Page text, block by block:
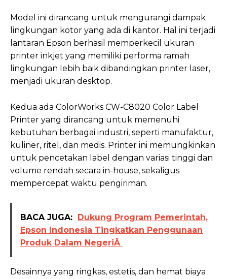
Model ini dirancang untuk mengurangi dampak
lingkungan kotor yang ada di kantor. Hal ini terjadi
lantaran Epson berhasil memperkecil ukuran
printer inkjet yang memiliki performa ramah
lingkungan lebih baik dibandingkan printer laser,
menjadi ukuran desktop.
Kedua ada ColorWorks CW-C8020 Color Label
Printer yang dirancang untuk memenuhi
kebutuhan berbagai industri, seperti manufaktur,
kuliner, ritel, dan medis. Printer ini memungkinkan
untuk pencetakan label dengan variasi tinggi dan
volume rendah secara in-house, sekaligus
mempercepat waktu pengiriman.
BACA JUGA: Dukung Program Pemerintah,
Epson Indonesia Tingkatkan Penggunaan
Produk Dalam NegeriÂ
Desainnya yang ringkas, estetis, dan hemat biaya